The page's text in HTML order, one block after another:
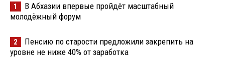
1
В Абхазии впервые пройдёт масштабный
молодёжный форум
2
Пенсию по старости предложили закрепить на
уровне не ниже 40% от заработка